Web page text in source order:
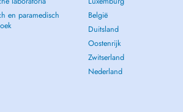
en paramedisch
België
Duitsland
Oostenrijk
Zwitserland
Nederland